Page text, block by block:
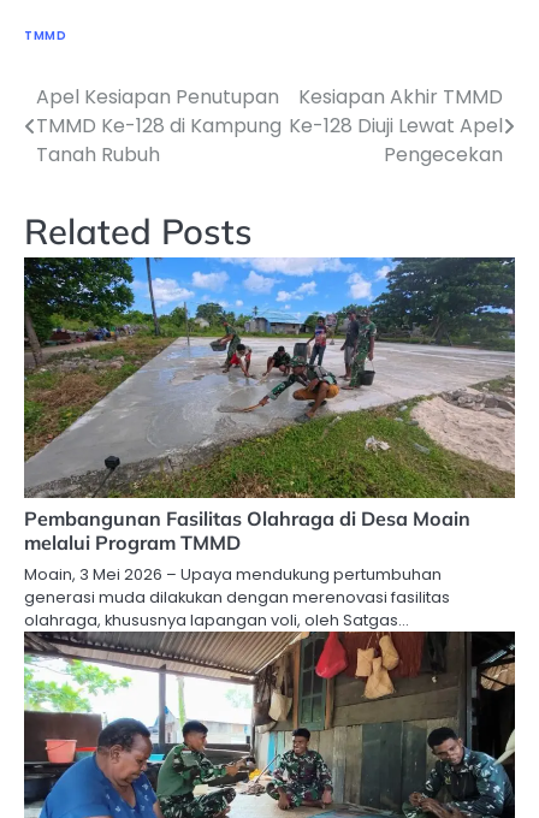
TMMD
Navigasi
pos
Apel Kesiapan Penutupan
TMMD Ke-128 di Kampung
Tanah Rubuh
Kesiapan Akhir TMMD
Ke-128 Diuji Lewat Apel
Pengecekan
Related Posts
Pembangunan Fasilitas Olahraga di Desa Moain
melalui Program TMMD
Moain, 3 Mei 2026 – Upaya mendukung pertumbuhan
generasi muda dilakukan dengan merenovasi fasilitas
olahraga, khususnya lapangan voli, oleh Satgas…